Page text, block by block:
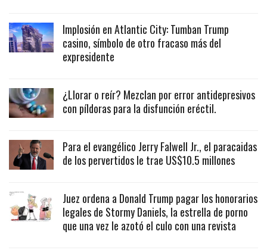
Implosión en Atlantic City: Tumban Trump
casino, símbolo de otro fracaso más del
expresidente
¿Llorar o reír? Mezclan por error antidepresivos
con píldoras para la disfunción eréctil.
Para el evangélico Jerry Falwell Jr., el paracaidas
de los pervertidos le trae US$10.5 millones
Juez ordena a Donald Trump pagar los honorarios
legales de Stormy Daniels, la estrella de porno
que una vez le azotó el culo con una revista